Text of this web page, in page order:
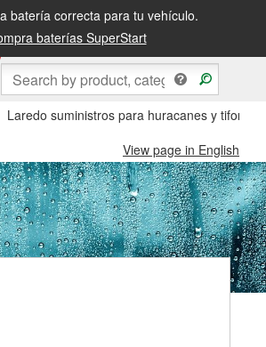
batería correcta para tu vehículo.
baterías SuperStart
Laredo suministros para huracanes y tifones
View page in English